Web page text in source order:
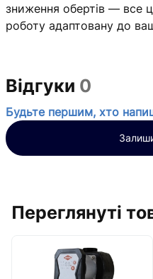
зниження обертів — все
роботу адаптовану до
Відгуки 0
Будьте першим, хто
Переглянуті